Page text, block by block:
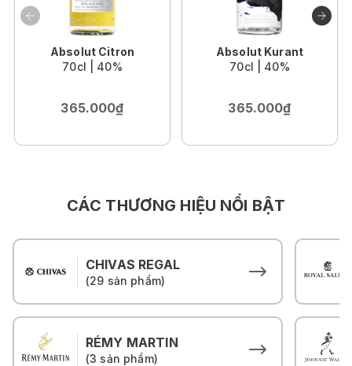
Absolut Citron
70cl | 40%
365.000₫
Absolut Kurant
70cl | 40%
365.000₫
CÁC THƯƠNG HIỆU NỔI BẬT
CHIVAS REGAL
(29 sản phẩm)
RÉMY MARTIN
(3 sản phẩm)